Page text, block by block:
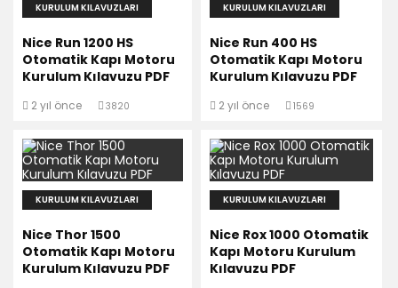
KURULUM KILAVUZLARI
Nice Run 1200 HS
Otomatik Kapı Motoru
Kurulum Kılavuzu PDF
2 yıl önce 3820
KURULUM KILAVUZLARI
Nice Run 400 HS
Otomatik Kapı Motoru
Kurulum Kılavuzu PDF
2 yıl önce 1569
KURULUM KILAVUZLARI
Nice Thor 1500
Otomatik Kapı Motoru
Kurulum Kılavuzu PDF
KURULUM KILAVUZLARI
Nice Rox 1000 Otomatik
Kapı Motoru Kurulum
Kılavuzu PDF